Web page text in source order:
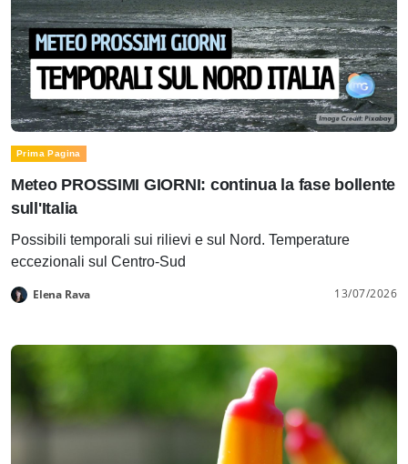
Prima Pagina
Meteo PROSSIMI GIORNI: continua la fase bollente
sull'Italia
Possibili temporali sui rilievi e sul Nord. Temperature
eccezionali sul Centro-Sud
Elena Rava 13/07/2026